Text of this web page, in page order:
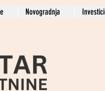
Novogradnja